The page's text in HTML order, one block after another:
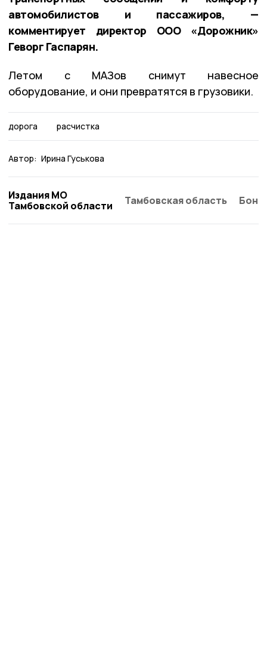
автомобилистов и пассажиров, —
комментирует директор ООО «Дорожник»
Геворг Гаспарян.
Летом с МАЗов снимут навесное
оборудование, и они превратятся в грузовики.
дорога расчистка
Автор: Ирина Гуськова
Издания МО
Тамбовской области
Тамбовская область